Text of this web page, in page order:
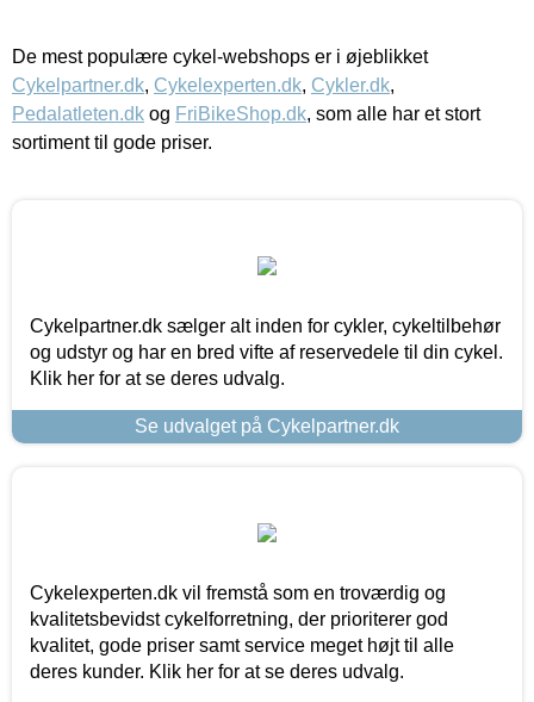
De mest populære cykel-webshops er i øjeblikket
Cykelpartner.dk, Cykelexperten.dk, Cykler.dk,
Pedalatleten.dk og FriBikeShop.dk, som alle har et stort
sortiment til gode priser.
Cykelpartner.dk sælger alt inden for cykler, cykeltilbehør
og udstyr og har en bred vifte af reservedele til din cykel.
Klik her for at se deres udvalg.
Se udvalget på Cykelpartner.dk
Cykelexperten.dk vil fremstå som en troværdig og
kvalitetsbevidst cykelforretning, der prioriterer god
kvalitet, gode priser samt service meget højt til alle
deres kunder. Klik her for at se deres udvalg.